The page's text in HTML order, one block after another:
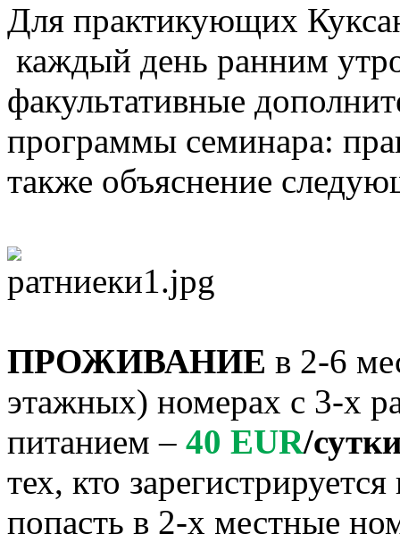
Для практикующих
каждый день ранним
факультативные
программы семинара:
также объяснение
ПРОЖИВАНИЕ в 2-6
этажных) номерах с 3-х
питанием – 40 EUR/
тех, кто
попасть в 2-х местные